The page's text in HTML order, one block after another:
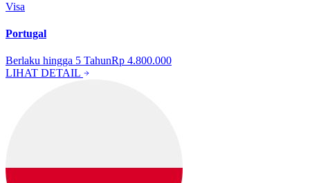
Visa
Portugal
Berlaku hingga 5 TahunRp 4.800.000
LIHAT DETAIL